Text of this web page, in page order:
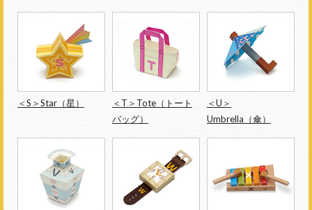
＜S＞Star（星）
＜T＞Tote（トート
バッグ）
＜U＞
Umbrella（傘）